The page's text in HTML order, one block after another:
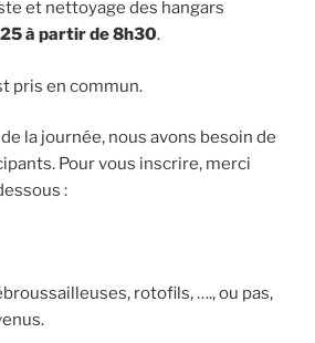
et nettoyage des hangars
à partir de 8h30.
pris en commun.
la journée, nous avons besoin de
Pour vous inscrire, merci
:
rotofils, …., ou pas,